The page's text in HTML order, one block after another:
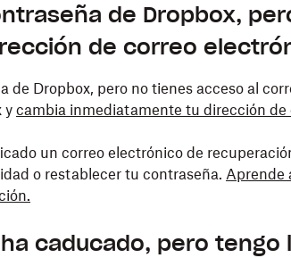
de Dropbox,
de correo
de Dropbox, pero no tienes acceso al
y cambia inmediatamente tu dirección de
un correo electrónico de
o restablecer tu contraseña. Aprende
caducado, pero tengo